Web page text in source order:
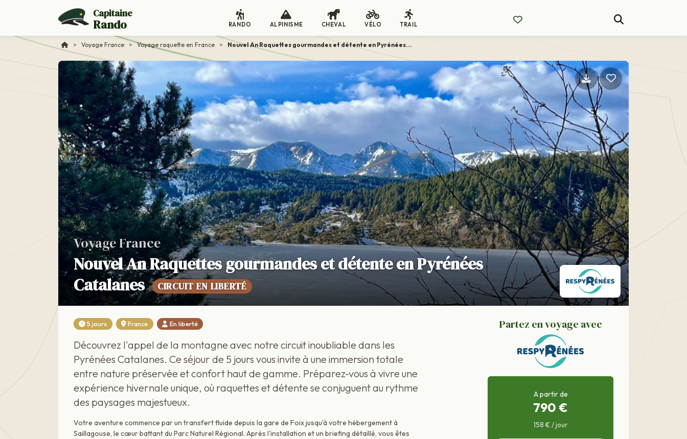
Capitaine
Rando RANDO ALPINISME CHEVAL VÉLO TRAIL
> Voyage France > Voyage raquette en France > Nouvel An Raquettes gourmandes et détente en Pyrénées...
Voyage France
Nouvel An Raquettes gourmandes et détente en Pyrénées
Catalanes
CIRCUIT EN LIBERTÉ
5 jours France En liberté
Découvrez l'appel de la montagne avec notre circuit inoubliable dans les
Pyrénées Catalanes. Ce séjour de 5 jours vous invite à une immersion totale
entre nature préservée et confort haut de gamme. Préparez-vous à vivre une
expérience hivernale unique, où raquettes et détente se conjuguent au rythme
des paysages majestueux.
Votre aventure commence par un transfert fluide depuis la gare de Foix jusqu'à votre hébergement à
Saillagouse, le cœur battant du Parc Naturel Régional. Après l'installation et un briefing détaillé, vous êtes
Partez en voyage avec
A partir de
790 €
158 € / jour